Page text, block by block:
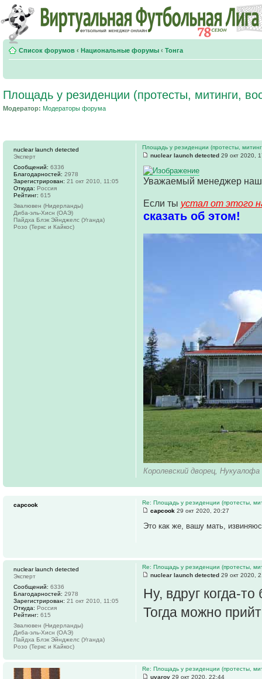
Список форумов ‹ Национальные форумы ‹ Тонга
Площадь у резиденции (протесты, митинги,
Модератор: Модераторы форума
Площадь у резиденции (протесты,
nuclear launch detected 29 окт 2020,
Уважаемый менеджер
Если ты устал от этого
сказать об этом!
Королевский дворец, Нукуалофа
nuclear launch detected
Эксперт
Сообщений: 6336
Благодарностей: 2978
Зарегистрирован: 21 окт 2010, 11:05
Откуда: Россия
Рейтинг: 615
Звалювен (Нидерланды)
Диба-эль-Хисн (ОАЭ)
Пайдха Блэк Эйнджелс (Уганда)
Розо (Теркс и Кайкос)
Re: Площадь у резиденции (протесты,
capcook 29 окт 2020, 20:27
Это как же, вашу мать,
capcook
Re: Площадь у резиденции (протесты,
nuclear launch detected 29 окт 2020,
Ну, вдруг когда-
Тогда можно
nuclear launch detected
Эксперт
Сообщений: 6336
Благодарностей: 2978
Зарегистрирован: 21 окт 2010, 11:05
Откуда: Россия
Рейтинг: 615
Звалювен (Нидерланды)
Диба-эль-Хисн (ОАЭ)
Пайдха Блэк Эйнджелс (Уганда)
Розо (Теркс и Кайкос)
Re: Площадь у резиденции (протесты,
uvarov 29 окт 2020, 22:44